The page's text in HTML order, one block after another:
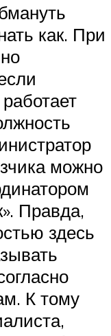
как. При
можно
Правда,
здесь
К тому